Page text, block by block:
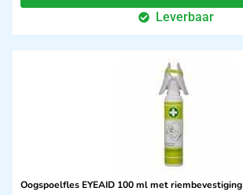
Leverbaar
Oogspoelfles EYEAID 100 ml met riembevestiging